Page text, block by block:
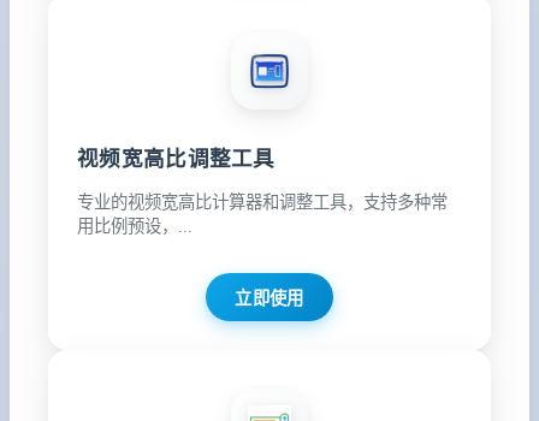
视频宽高比调整工具
专业的视频宽高比计算器和调整工具，支持多种常
用比例预设，...
立即使用